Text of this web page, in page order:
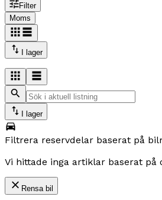
Filter
Moms
I lager
I lager
Filtrera reservdelar baserat på
Vi hittade inga artiklar baserat på
Rensa bil